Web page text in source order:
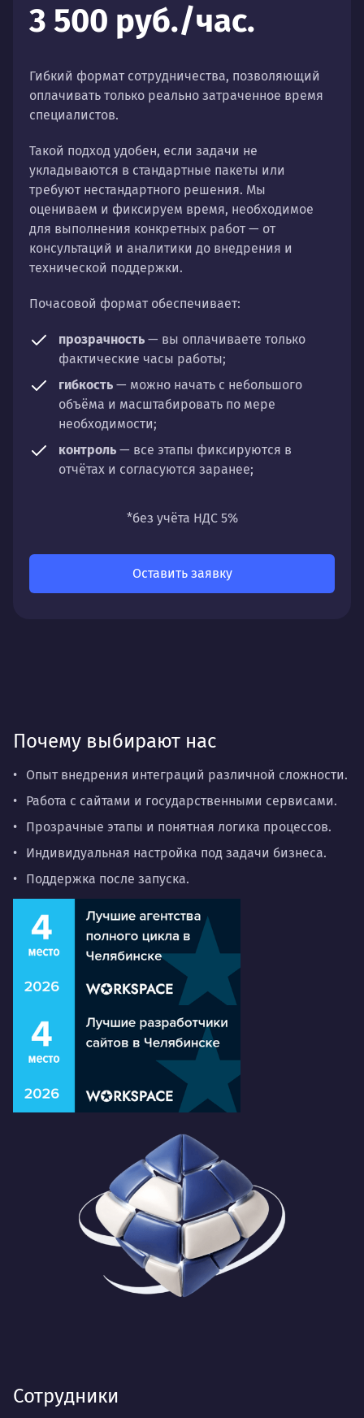
3 500 руб./час.
Гибкий формат сотрудничества, позволяющий
оплачивать только реально затраченное время
специалистов.
Такой подход удобен, если задачи не
укладываются в стандартные пакеты или
требуют нестандартного решения. Мы
оцениваем и фиксируем время, необходимое
для выполнения конкретных работ — от
консультаций и аналитики до внедрения и
технической поддержки.
Почасовой формат обеспечивает:
прозрачность — вы оплачиваете только
фактические часы работы;
гибкость — можно начать с небольшого
объёма и масштабировать по мере
необходимости;
контроль — все этапы фиксируются в
отчётах и согласуются заранее;
направлений: стратегии, настройки,
*без учёта НДС 5%
Оставить заявку
Почему выбирают нас
Опыт внедрения интеграций различной сложности.
Работа с сайтами и государственными сервисами.
Прозрачные этапы и понятная логика процессов.
Индивидуальная настройка под задачи бизнеса.
Поддержка после запуска.
Сотрудники